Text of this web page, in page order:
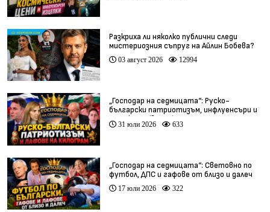
Разкриха ли няколко публични следи
мистериозния съпруг на Айлин Бобева?
03 август 2026 12994
„Господар на седмицата“: Руско-
български патриотизъм, инфлуенсъри и
тарикати (видео)
31 юли 2026 633
„Господар на седмицата“: Световно по
футбол, ДПС и гафове от близо и далеч
17 юли 2026 322